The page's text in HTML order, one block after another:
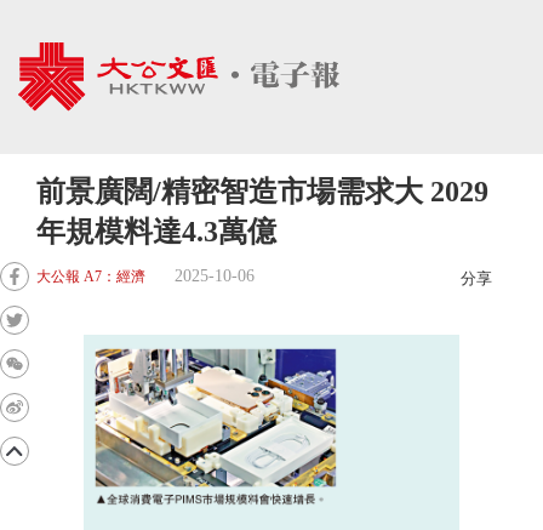
前景廣闊/精密智造市場需求大 2029
年規模料達4.3萬億
大公報 A7：經濟 2025-10-06 分享